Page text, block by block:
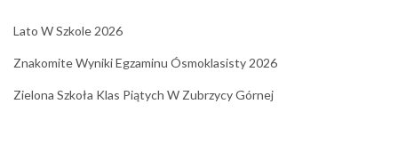
Lato W Szkole 2026
Znakomite Wyniki Egzaminu Ósmoklasisty 2026
Zielona Szkoła Klas Piątych W Zubrzycy Górnej